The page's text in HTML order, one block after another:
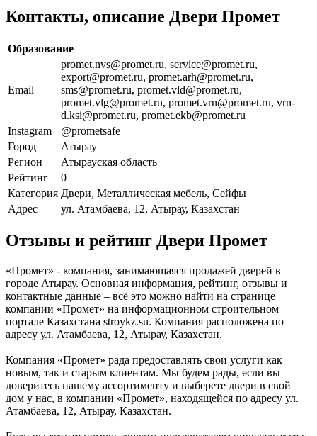
Контакты, описание Двери Промет
Образование
Email
promet.nvs@promet.ru, service@promet.ru,
export@promet.ru, promet.arh@promet.ru,
sms@promet.ru, promet.vld@promet.ru,
promet.vlg@promet.ru, promet.vrn@promet.ru, vrn-
d.ksi@promet.ru, promet.ekb@promet.ru
Instagram
@prometsafe
Город
Атырау
Регион
Атырауская область
Рейтинг
0
Категория Двери, Металлическая мебель, Сейфы
Адрес
ул. Атамбаева, 12, Атырау, Казахстан
Отзывы и рейтинг Двери Промет
«Промет» - компания, занимающаяся продажей дверей в
городе Атырау. Основная информация, рейтинг, отзывы и
контактные данные – всё это можно найти на странице
компании «Промет» на информационном строительном
портале Казахстана stroykz.su. Компания расположена по
адресу ул. Атамбаева, 12, Атырау, Казахстан.
Компания «Промет» рада предоставлять свои услуги как
новым, так и старым клиентам. Мы будем рады, если вы
доверитесь нашему ассортименту и выберете двери в свой
дом у нас, в компании «Промет», находящейся по адресу ул.
Атамбаева, 12, Атырау, Казахстан.